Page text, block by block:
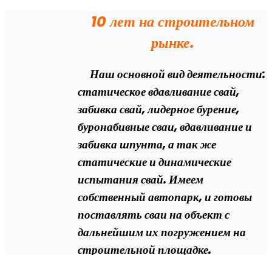
10 лет на строительном
рынке.
Наш основной вид деятельности:
статическое вдавливание свай,
забивка свай, лидерное бурение,
буронабивные сваи, вдавливание и
забивка шпунта, а так же
статические и динамические
испытания свай. Имеем
собственный автопарк, и готовы
поставлять сваи на объект с
дальнейшим их погружением на
строительной площадке.